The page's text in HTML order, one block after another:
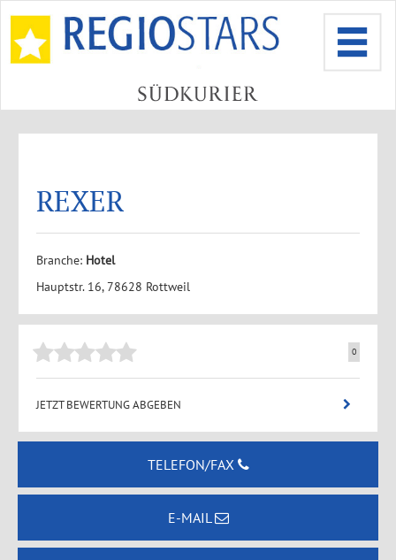
REXER
Branche: Hotel
Hauptstr. 16, 78628 Rottweil
0
JETZT BEWERTUNG ABGEBEN
TELEFON/FAX
E-MAIL